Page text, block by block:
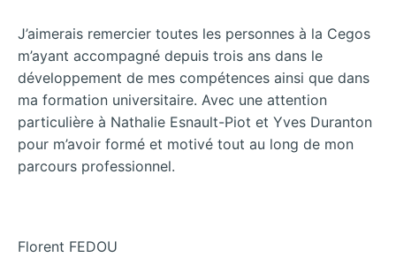
J’aimerais remercier toutes les personnes à la Cegos
m’ayant accompagné depuis trois ans dans le
développement de mes compétences ainsi que dans
ma formation universitaire. Avec une attention
particulière à Nathalie Esnault-Piot et Yves Duranton
pour m’avoir formé et motivé tout au long de mon
parcours professionnel.
Florent FEDOU